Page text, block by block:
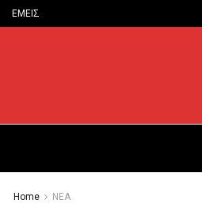
ΕΜΕΙΣ
Home ΝΕΑ